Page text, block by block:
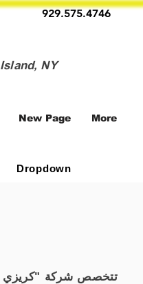
929.575.4746
NY
New Page More
Dropdown
تتخصص شركة "كريزي